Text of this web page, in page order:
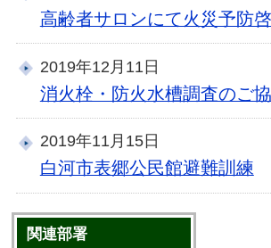
高齢者サロンにて火災予防
2019年12月11日
消火栓・防火水槽調査のご
2019年11月15日
白河市表郷公民館避難訓練
関連部署